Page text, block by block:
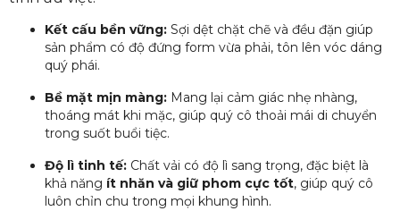
Kết cấu bền vững: Sợi dệt chặt chẽ và đều đặn giúp
sản phẩm có độ đứng form vừa phải, tôn lên vóc dáng
quý phái.
Bề mặt mịn màng: Mang lại cảm giác nhẹ nhàng,
thoáng mát khi mặc, giúp quý cô thoải mái di chuyển
trong suốt buổi tiệc.
Độ lì tinh tế: Chất vải có độ lì sang trọng, đặc biệt là
khả năng ít nhăn và giữ phom cực tốt, giúp quý cô
luôn chỉn chu trong mọi khung hình.